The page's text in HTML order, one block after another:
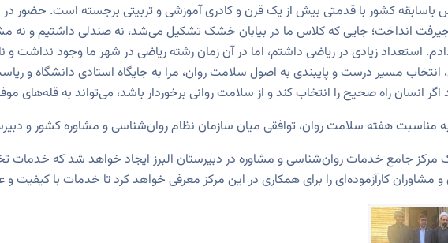
باسابقه کشور با قدمتی بیش از یک قرن و کادری آموزشی و تربیتی برجسته است. حضور در
انداخت؛ جایی که کلاس ما در بیابان خشک تشکیل می‌شد، نه صندلی داشتیم و نه
استعداد زیادی در ریاضی داشتم، اما در آن زمان رشته ریاضی در شهر ما وجود نداشت
انتخاب مسیر درست و پایبندی به اصول سلامت روان، مرا به جایگاه استادی دانشگاه و
انسان راه صحیح را انتخاب کند و از سلامت روانی برخوردار باشد، می‌تواند به قله‌های
مناسبت هفته سلامت روان، توافقی میان سازمان نظام روان‌شناسی و مشاوره کشور و
مرکز جامع خدمات روان‌شناسی و مشاوره در دبیرستان البرز ایجاد خواهد شد که خدمات
مشاوران کارآزموده‌ای را برای همکاری در این مرکز معرفی خواهد کرد تا خدمات با